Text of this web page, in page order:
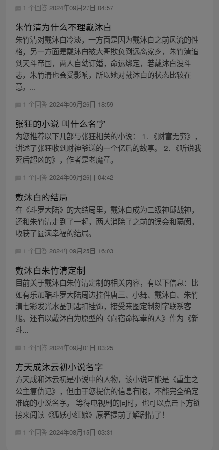
1 个回答 2024年09月27日 04:57
朱竹清为什么不理戴沐白
朱竹清对戴沐白冷淡，一方面是因为戴沐白之前风流的性
格；另一方面是戴沐白被大哥欺负到远离家乡，朱竹清追
到天斗帝国，两人自幼订婚，命运绑定，若戴沐白没斗
志，朱竹清也会受影响，所以她对戴沐白的状态比较在
意。...
1 个回答 2024年09月26日 18:59
张狂的小说 叫什么名字
为您推荐以下几部与张狂相关的小说： 1. 《财富无穷》，
讲述了张狂收到财神爷送的一个亿后的故事。 2. 《听说我
死后超凶的》，作者是老魔童。
1 个回答 2024年09月26日 04:42
戴沐白的结局
在《斗罗大陆》的大结局里，戴沐白成为二级神邸战神，
还和朱竹清走到了一起，两人消除了之前的误会和隔阂，
收获了圆满幸福的结局。
1 个回答 2024年09月25日 16:03
戴沐白朱竹清定制
目前关于戴沐白朱竹清定制的相关内容，有以下信息：比
如有乐加酷斗罗大陆周边挂件唐三、小舞、戴沐白、朱竹
清七彩发光水晶钥匙扣挂饰，接受来图定制刻字联系客
服。还有以戴沐白为原型的《向宿命挥拳的人》作为《新
斗...
1 个回答 2024年09月01日 03:25
方天成沐云初小说名字
方天成和沐云初是小说中的人物，该小说可能是《重生之
公主复仇记》，但由于您提供的信息有限，不能完全确定
准确的小说名字。 等待电视剧的同时，也可以点击下方链
接来阅读《狐妖小红娘》原著提前了解剧情了！
1 个回答 2024年08月15日 03:31